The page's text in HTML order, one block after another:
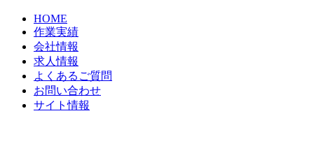
HOME
作業実績
会社情報
求人情報
よくあるご質問
お問い合わせ
サイト情報